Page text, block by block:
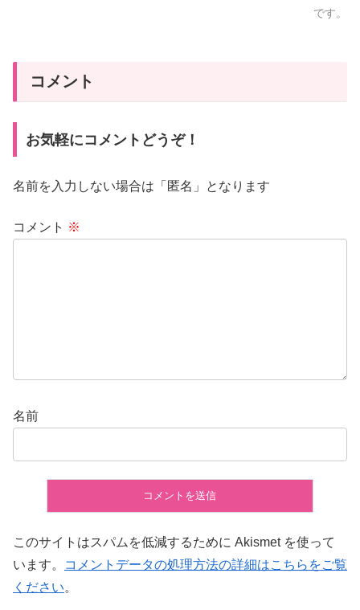
です。
コメント
お気軽にコメントどうぞ！
名前を入力しない場合は「匿名」となります
コメント ※
名前
このサイトはスパムを低減するために Akismet を使って
います。
コメントデータの処理方法の詳細はこちらをご覧
ください。